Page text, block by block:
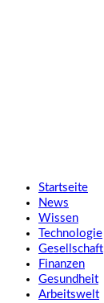
Startseite
News
Wissen
Technologie
Gesellschaft
Finanzen
Gesundheit
Arbeitswelt